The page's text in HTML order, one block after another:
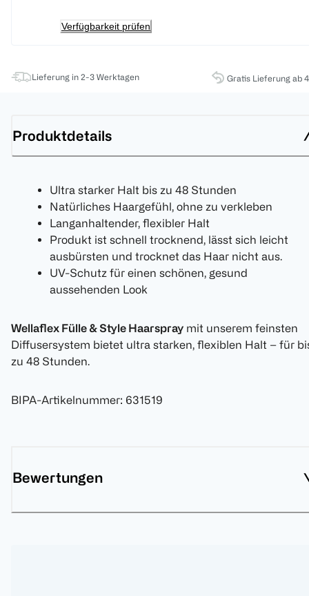
Verfügbarkeit prüfen
Lieferung in 2-3 Werktagen Gratis Lieferung ab
Produktdetails
Ultra starker Halt bis zu 48 Stunden
Natürliches Haargefühl, ohne zu verkleben
Langanhaltender, flexibler Halt
Produkt ist schnell trocknend, lässt sich leicht
ausbürsten und trocknet das Haar nicht aus.
UV-Schutz für einen schönen, gesund
aussehenden Look
Wellaflex Fülle & Style Haarspray mit unserem feinsten
Diffusersystem bietet ultra starken, flexiblen Halt – für
zu 48 Stunden.
BIPA-Artikelnummer: 631519
Bewertungen